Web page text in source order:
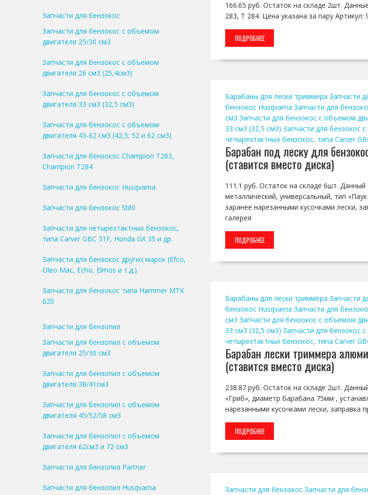
166.65 руб. Остаток на складе 2шт.
283, T 284. Цена указана за пару
ПОДРОБНЕЕ
Барабаны для лески триммера Запчасти
бензокос Husqvarna Запчасти для
см3 Запчасти для бензокос с объемом
33 см3 (32,5 см3) Запчасти для бензокос
четырехтактных бензокос, типа Carver
Барабан под леску для
(ставится вместо диска)
111.1 руб. Остаток на складе 6шт.
металлический, универсальный, тип
заранее нарезанными кусочками лески,
галерея
ПОДРОБНЕЕ
Барабаны для лески триммера Запчасти
бензокос Husqvarna Запчасти для
см3 Запчасти для бензокос с объемом
33 см3 (32,5 см3) Запчасти для бензокос
четырехтактных бензокос, типа Carver
Барабан лески триммера
(ставится вместо диска)
238.87 руб. Остаток на складе 2шт.
«Гриб», диаметр барабана 75мм ,
нарезанными кусочками лески, заправка
ПОДРОБНЕЕ
Запчасти для бензокос Запчасти для
Запчасти для бензокос
Запчасти для бензокос с объемом
двигателя 25/30 см3
Запчасти для бензокос с объемом
двигателя 26 см3 (25,4см3)
Запчасти для бензокос с объемом
двигателя 33 см3 (32,5 см3)
Запчасти для бензокос с объемом
двигателя 43-62 см3 (42,5; 52 и 62 см3)
Запчасти для бензокос Champion T283,
Champion T284
Запчасти для бензокос Husqvarna
Запчасти для бензокос Stihl
Запчасти для четырехтактных бензокос,
типа Carver GBC 31F, Honda GX 35 и др.
Запчасти для бензокос других марок (Efco,
Oleo Mac, Echo, Elmos и т.д.)
Запчасти для бензокос типа Hammer MTK
620
Запчасти для бензопил
Запчасти для бензопил с объемом
двигателя 25/30 см3
Запчасти для бензопил с объемом
двигателя 38/41см3
Запчасти для бензопил с объемом
двигателя 45/52/58 см3
Запчасти для бензопил с объемом
двигателя 62см3 и 72 см3
Запчасти для бензопил Partner
Запчасти для бензопил Husqvarna